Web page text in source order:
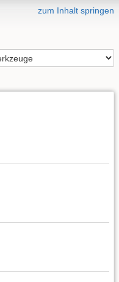
zum Inhalt springen